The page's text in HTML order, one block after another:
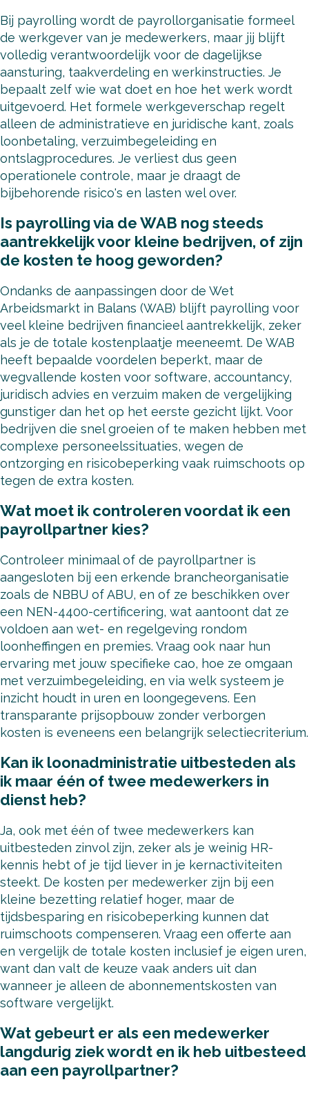
Bij payrolling wordt de payrollorganisatie formeel
de werkgever van je medewerkers, maar jij blijft
volledig verantwoordelijk voor de dagelijkse
aansturing, taakverdeling en werkinstructies. Je
bepaalt zelf wie wat doet en hoe het werk wordt
uitgevoerd. Het formele werkgeverschap regelt
alleen de administratieve en juridische kant, zoals
loonbetaling, verzuimbegeleiding en
ontslagprocedures. Je verliest dus geen
operationele controle, maar je draagt de
bijbehorende risico's en lasten wel over.
Is payrolling via de WAB nog steeds
aantrekkelijk voor kleine bedrijven, of zijn
de kosten te hoog geworden?
Ondanks de aanpassingen door de Wet
Arbeidsmarkt in Balans (WAB) blijft payrolling voor
veel kleine bedrijven financieel aantrekkelijk, zeker
als je de totale kostenplaatje meeneemt. De WAB
heeft bepaalde voordelen beperkt, maar de
wegvallende kosten voor software, accountancy,
juridisch advies en verzuim maken de vergelijking
gunstiger dan het op het eerste gezicht lijkt. Voor
bedrijven die snel groeien of te maken hebben met
complexe personeelssituaties, wegen de
ontzorging en risicobeperking vaak ruimschoots op
tegen de extra kosten.
Wat moet ik controleren voordat ik een
payrollpartner kies?
Controleer minimaal of de payrollpartner is
aangesloten bij een erkende brancheorganisatie
zoals de NBBU of ABU, en of ze beschikken over
een NEN-4400-certificering, wat aantoont dat ze
voldoen aan wet- en regelgeving rondom
loonheffingen en premies. Vraag ook naar hun
ervaring met jouw specifieke cao, hoe ze omgaan
met verzuimbegeleiding, en via welk systeem je
inzicht houdt in uren en loongegevens. Een
transparante prijsopbouw zonder verborgen
kosten is eveneens een belangrijk selectiecriterium.
Kan ik loonadministratie uitbesteden als
ik maar één of twee medewerkers in
dienst heb?
Ja, ook met één of twee medewerkers kan
uitbesteden zinvol zijn, zeker als je weinig HR-
kennis hebt of je tijd liever in je kernactiviteiten
steekt. De kosten per medewerker zijn bij een
kleine bezetting relatief hoger, maar de
tijdsbesparing en risicobeperking kunnen dat
ruimschoots compenseren. Vraag een offerte aan
en vergelijk de totale kosten inclusief je eigen uren,
want dan valt de keuze vaak anders uit dan
wanneer je alleen de abonnementskosten van
software vergelijkt.
Wat gebeurt er als een medewerker
langdurig ziek wordt en ik heb uitbesteed
aan een payrollpartner?